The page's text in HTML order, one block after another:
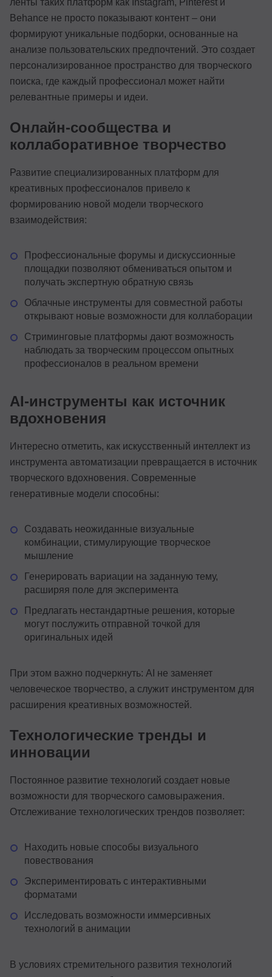
ленты таких платформ как Instagram, Pinterest и
Behance не просто показывают контент – они
формируют уникальные подборки, основанные на
анализе пользовательских предпочтений. Это создает
персонализированное пространство для творческого
поиска, где каждый профессионал может найти
релевантные примеры и идеи.
Онлайн-сообщества и
коллаборативное творчество
Развитие специализированных платформ для
креативных профессионалов привело к
формированию новой модели творческого
взаимодействия:
Профессиональные форумы и дискуссионные
площадки позволяют обмениваться опытом и
получать экспертную обратную связь
Облачные инструменты для совместной работы
открывают новые возможности для коллаборации
Стриминговые платформы дают возможность
наблюдать за творческим процессом опытных
профессионалов в реальном времени
AI-инструменты как источник
вдохновения
Интересно отметить, как искусственный интеллект из
инструмента автоматизации превращается в источник
творческого вдохновения. Современные
генеративные модели способны:
Создавать неожиданные визуальные
комбинации, стимулирующие творческое
мышление
Генерировать вариации на заданную тему,
расширяя поле для эксперимента
Предлагать нестандартные решения, которые
могут послужить отправной точкой для
оригинальных идей
При этом важно подчеркнуть: AI не заменяет
человеческое творчество, а служит инструментом для
расширения креативных возможностей.
Технологические тренды и
инновации
Постоянное развитие технологий создает новые
возможности для творческого самовыражения.
Отслеживание технологических трендов позволяет:
Находить новые способы визуального
повествования
Экспериментировать с интерактивными
форматами
Исследовать возможности иммерсивных
технологий в анимации
В условиях стремительного развития технологий